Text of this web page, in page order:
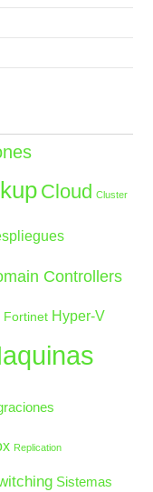
Cloud Cluster
Controllers
Fortinet Hyper-V
Replication
Sistemas